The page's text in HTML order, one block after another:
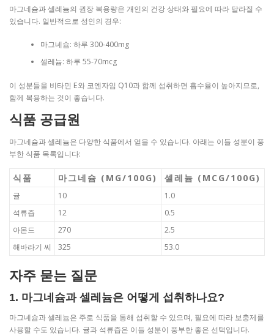
마그네슘과 셀레늄의 권장 복용량은 개인의 건강 상태와 필요에 따라 달라질 수
있습니다. 일반적으로 성인의 경우:
마그네슘: 하루 300-400mg
셀레늄: 하루 55-70mcg
이 성분들을 비타민 E와 코엔자임 Q10과 함께 섭취하면 흡수율이 높아지므로,
함께 복용하는 것이 좋습니다.
식품 공급원
마그네슘과 셀레늄은 다양한 식품에서 얻을 수 있습니다. 아래는 이들 성분이 풍
부한 식품 목록입니다:
식품 마그네슘 (MG/100G) 셀레늄 (MCG/100G)
귤 10
1.0
석류즙
12
0.5
아몬드
270
2.5
해바라기 씨
325 53.0
자주 묻는 질문
1. 마그네슘과 셀레늄은 어떻게 섭취하나요?
마그네슘과 셀레늄은 주로 식품을 통해 섭취할 수 있으며, 필요에 따라 보충제를
사용할 수도 있습니다. 귤과 석류즙은 이들 성분이 풍부한 좋은 선택입니다.